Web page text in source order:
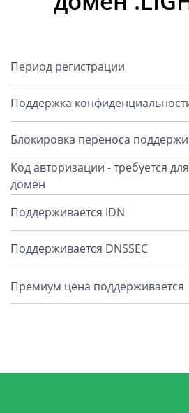
Период регистрации
Поддержка
Блокировка переноса
Код авторизации - требуется
домен
Поддерживается IDN
Поддерживается DNSSEC
Премиум цена поддерживается